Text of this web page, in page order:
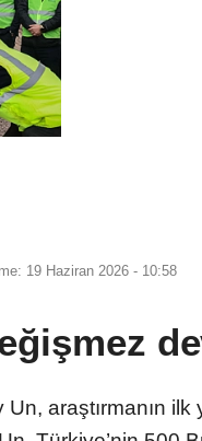
19 Haziran 2026 - 10:58
araştırmanın ilk